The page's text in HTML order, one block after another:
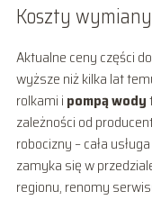
Koszty
Aktualne ceny części
wyższe niż kilka lat
rolkami i pompą wody
zależności od
robocizny – cała
zamyka się w
regionu, renomy